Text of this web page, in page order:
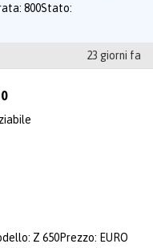
800Stato:
23 giorni fa
Z 650Prezzo: EURO